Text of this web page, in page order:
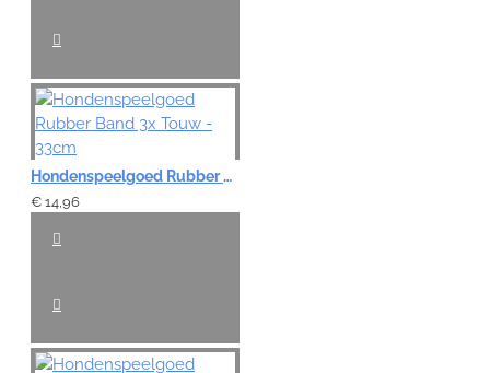
Hondenspeelgoed Rubber Band 3x Touw - 33cm
€ 14,96